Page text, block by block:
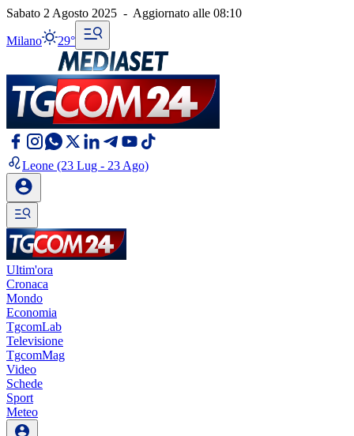
Sabato 2 Agosto 2025 - Aggiornato alle 08:10
Milano 29°
Leone (23 Lug - 23 Ago)
Ultim'ora
Cronaca
Mondo
Economia
TgcomLab
Televisione
TgcomMag
Video
Schede
Sport
Meteo